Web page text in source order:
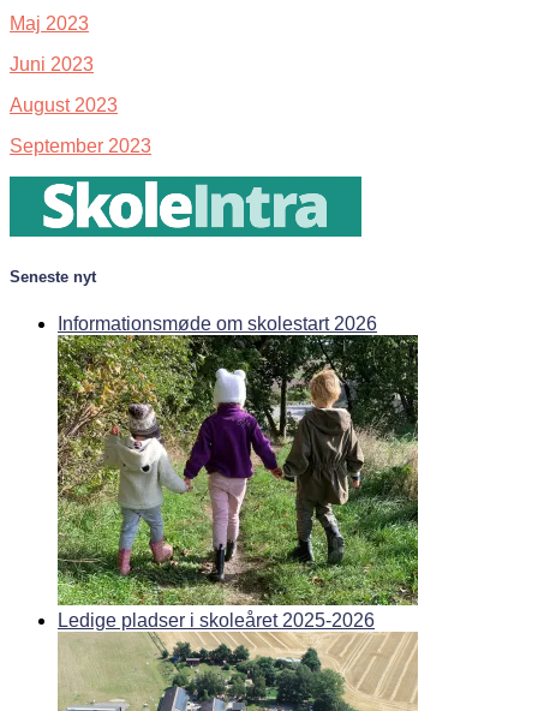
Maj 2023
Juni 2023
August 2023
September 2023
Seneste nyt
Informationsmøde om skolestart 2026
Ledige pladser i skoleåret 2025-2026